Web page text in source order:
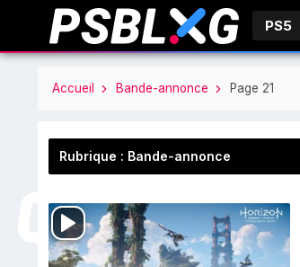
PS5
Accueil Bande-annonce Page 21
Rubrique : Bande-annonce